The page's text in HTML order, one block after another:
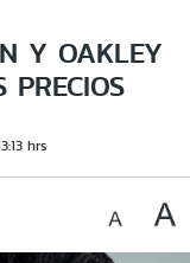
Y OAKLEY
hrs